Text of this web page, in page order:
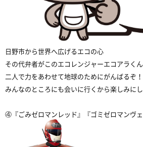
日野市から世界へ広げるエコの心
その代弁者がこのエコレンジャーエコアラく
二人で力をあわせて地球のためにがんばるぞ！
みんなのところにも会いに行くから楽しみにし
④『ごみゼロマンレッド』『ゴミゼロマンヴェ